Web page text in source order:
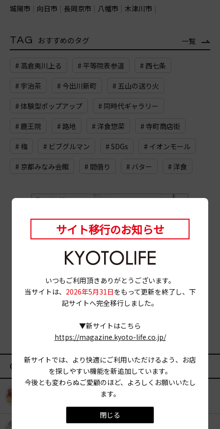
城陽市
向日市 長岡京市 八幡市 木津川市
TAG おすすめのタグ 一覧
# 高倉夷川上る # 平等院表参道 # 西七条
# 宇治茶 # 今出川新町 # 五山の送り火
# 体験型ポップアップ # 同時代ギャラリー
# 鹿王院 # 路地 # 洋食惣菜 # 寺町商店街
# 梅 # ビブグルマン # SDGs # イオンモール
# 京都みなみ会館 # 間借り # バター # 洋食
サイト移行のお知らせ
いつもご利用頂きありがとうございます。
当サイトは、 2026年5月31日をもって更新を終了し、下
記サイトへ完全移行しました。
▼新サイトはこちら
https://magazine.kyoto-life.co.jp/
新サイトでは、より快適にご利用いただけるよう、お店
を探しやすい機能を新追加しています。
今後とも変わらぬご愛顧のほど、よろしくお願いいたし
ます。
閉じる
CATEGORY
KYOTO OYATSU CLUB